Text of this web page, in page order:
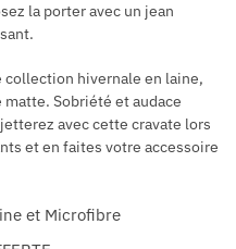
la porter avec un jean
hivernale en laine,
Sobriété et audace
avec cette cravate lors
et en faites votre accessoire
et Microfibre